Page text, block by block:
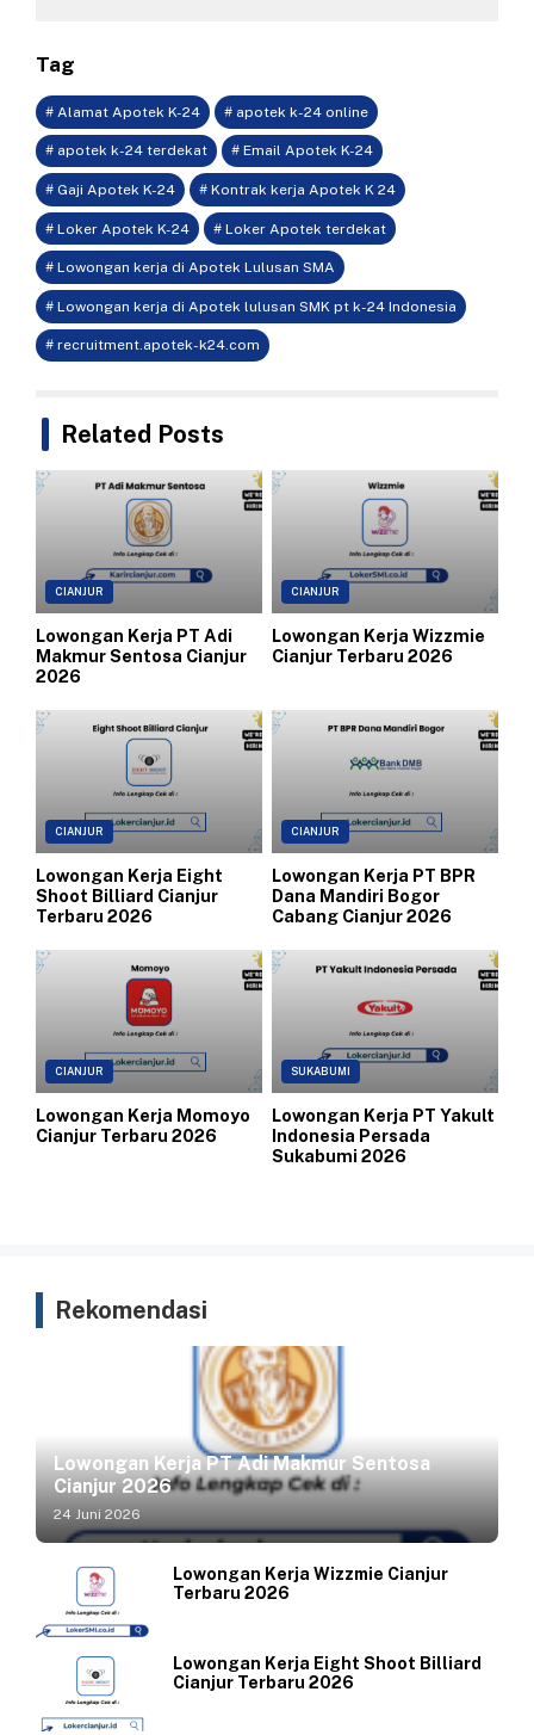
Tag
# Alamat Apotek K-24 # apotek k-24 online
# apotek k-24 terdekat # Email Apotek K-24
# Gaji Apotek K-24 # Kontrak kerja Apotek K 24
# Loker Apotek K-24 # Loker Apotek terdekat
# Lowongan kerja di Apotek Lulusan SMA
# Lowongan kerja di Apotek lulusan SMK pt k-24 Indonesia
# recruitment.apotek-k24.com
Related Posts
CIANJUR
Lowongan Kerja PT Adi
Makmur Sentosa Cianjur
2026
CIANJUR
Lowongan Kerja Wizzmie
Cianjur Terbaru 2026
CIANJUR
Lowongan Kerja Eight
Shoot Billiard Cianjur
Terbaru 2026
CIANJUR
Lowongan Kerja PT BPR
Dana Mandiri Bogor
Cabang Cianjur 2026
CIANJUR
Lowongan Kerja Momoyo
Cianjur Terbaru 2026
SUKABUMI
Lowongan Kerja PT Yakult
Indonesia Persada
Sukabumi 2026
Rekomendasi
Lowongan Kerja PT Adi Makmur Sentosa
Cianjur 2026
24 Juni 2026
Lowongan Kerja Wizzmie Cianjur
Terbaru 2026
Lowongan Kerja Eight Shoot Billiard
Cianjur Terbaru 2026